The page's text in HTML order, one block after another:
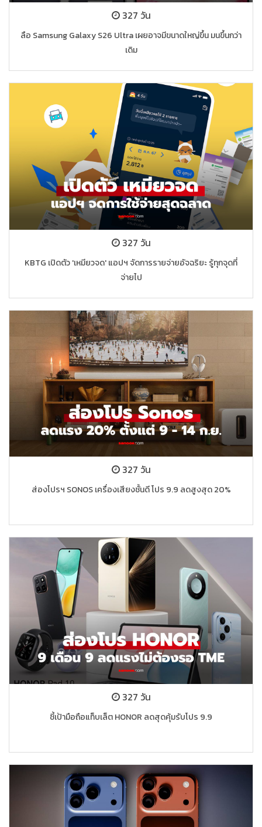
327 วัน
ลือ Samsung Galaxy S26 Ultra เผยอาจมีขนาดใหญ่ขึ้น มนขึ้นกว่า
เดิม
327 วัน
KBTG เปิดตัว 'เหมียวจด' แอปฯ จัดการรายจ่ายอัจฉริยะ รู้ทุกจุดที่
จ่ายไป
327 วัน
ส่องโปรฯ SONOS เครื่องเสียงชั้นดี โปร 9.9 ลดสูงสุด 20%
327 วัน
ชี้เป้ามือถือแท็บเล็ต HONOR ลดสุดคุ้มรับโปร 9.9